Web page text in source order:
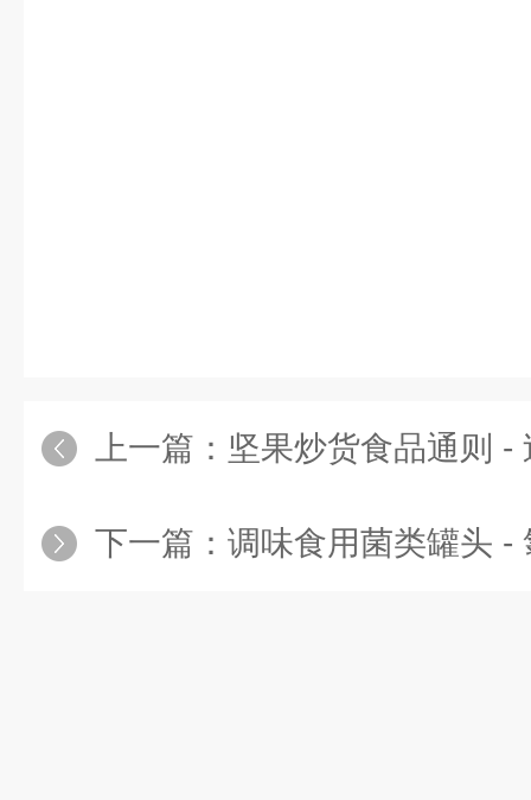
上一篇： 坚果炒货食品通则 -
下一篇： 调味食用菌类罐头 -